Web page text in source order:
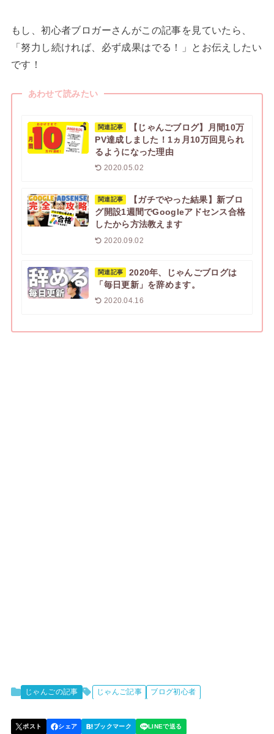
もし、初心者ブロガーさんがこの記事を見ていたら、
「努力し続ければ、必ず成果はでる！」とお伝えしたい
です！
あわせて読みたい
関連記事
【じゃんごブログ】月間10万
PV達成しました！1ヵ月10万回見られ
るようになった理由
2020.05.02
関連記事
【ガチでやった結果】新ブロ
グ開設1週間でGoogleアドセンス合格
したから方法教えます
2020.09.02
関連記事
2020年、じゃんごブログは
「毎日更新」を辞めます。
2020.04.16
じゃんごの記事 じゃんご記事 ブログ初心者